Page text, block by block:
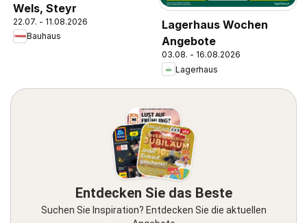
Wels, Steyr
22.07. - 11.08.2026
Bauhaus
Lagerhaus Wochen
Angebote
03.08. - 16.08.2026
Lagerhaus
Entdecken Sie das Beste
Suchen Sie Inspiration? Entdecken Sie die aktuellen